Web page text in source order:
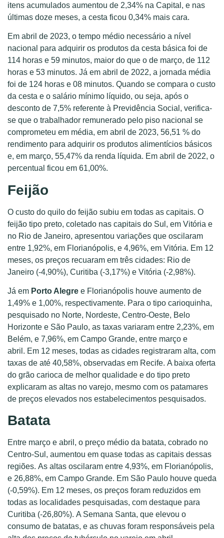
itens acumulados aumentou de 2,34% na Capital, e nas
últimas doze meses, a cesta ficou 0,34% mais cara.
Em abril de 2023, o tempo médio necessário a nível
nacional para adquirir os produtos da cesta básica foi de
114 horas e 59 minutos, maior do que o de março, de 112
horas e 53 minutos. Já em abril de 2022, a jornada média
foi de 124 horas e 08 minutos. Quando se compara o custo
da cesta e o salário mínimo líquido, ou seja, após o
desconto de 7,5% referente à Previdência Social, verifica-
se que o trabalhador remunerado pelo piso nacional se
comprometeu em média, em abril de 2023, 56,51 % do
rendimento para adquirir os produtos alimentícios básicos
e, em março, 55,47% da renda líquida. Em abril de 2022, o
percentual ficou em 61,00%.
Feijão
O custo do quilo do feijão subiu em todas as capitais. O
feijão tipo preto, coletado nas capitais do Sul, em Vitória e
no Rio de Janeiro, apresentou variações que oscilaram
entre 1,92%, em Florianópolis, e 4,96%, em Vitória. Em 12
meses, os preços recuaram em três cidades: Rio de
Janeiro (-4,90%), Curitiba (-3,17%) e Vitória (-2,98%).
Já em Porto Alegre e Florianópolis houve aumento de
1,49% e 1,00%, respectivamente. Para o tipo carioquinha,
pesquisado no Norte, Nordeste, Centro-Oeste, Belo
Horizonte e São Paulo, as taxas variaram entre 2,23%, em
Belém, e 7,96%, em Campo Grande, entre março e
abril. Em 12 meses, todas as cidades registraram alta, com
taxas de até 40,58%, observadas em Recife. A baixa oferta
do grão carioca de melhor qualidade e do tipo preto
explicaram as altas no varejo, mesmo com os patamares
de preços elevados nos estabelecimentos pesquisados.
Batata
Entre março e abril, o preço médio da batata, cobrado no
Centro-Sul, aumentou em quase todas as capitais dessas
regiões. As altas oscilaram entre 4,93%, em Florianópolis,
e 26,88%, em Campo Grande. Em São Paulo houve queda
(-0,59%). Em 12 meses, os preços foram reduzidos em
todas as localidades pesquisadas, com destaque para
Curitiba (-26,80%). A Semana Santa, que elevou o
consumo de batatas, e as chuvas foram responsáveis ​​pela